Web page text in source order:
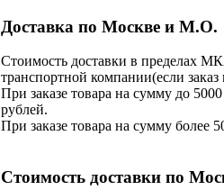
Доставка по Москве и М.О.
Стоимость доставки в пределах
транспортной компании(если заказ
При заказе товара на сумму до
рублей.
При заказе товара на сумму более
Стоимость доставки по